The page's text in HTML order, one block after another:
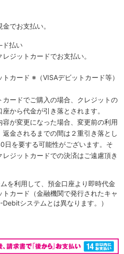
でお支払い。
払い
ジットカードでお支払い。
トカード ※（VISAデビットカード等）
ードでご購入の場合、クレジットの
から代金が引き落とされます。
が変更になった場合、変更前の利用
金されるまでの間は２重引き落とし
日を要する可能性がございます。そ
ジットカードでの決済はご遠慮頂き
を利用して、預金口座より即時代金
カード（金融機関で発行されたキャ
システムとは異なります。）